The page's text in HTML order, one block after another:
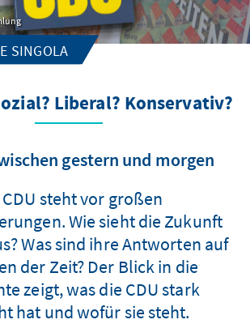
SINGOLA
Liberal? Konservativ?
gestern und morgen
CDU steht vor großen
Wie sieht die Zukunft
Was sind ihre Antworten auf
der Zeit? Der Blick in die
zeigt, was die CDU stark
hat und wofür sie steht.